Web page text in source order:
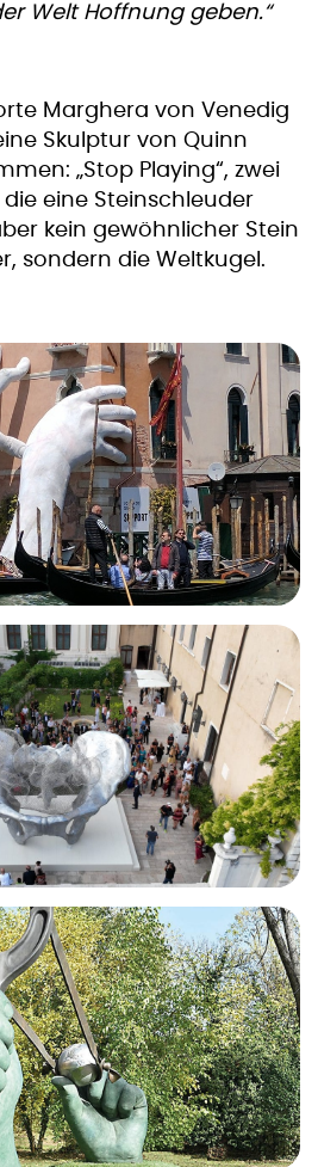
Welt Hoffnung geben.“
Marghera von Venedig
Skulptur von Quinn
„Stop Playing“, zwei
die eine Steinschleuder
kein gewöhnlicher Stein
sondern die Weltkugel.